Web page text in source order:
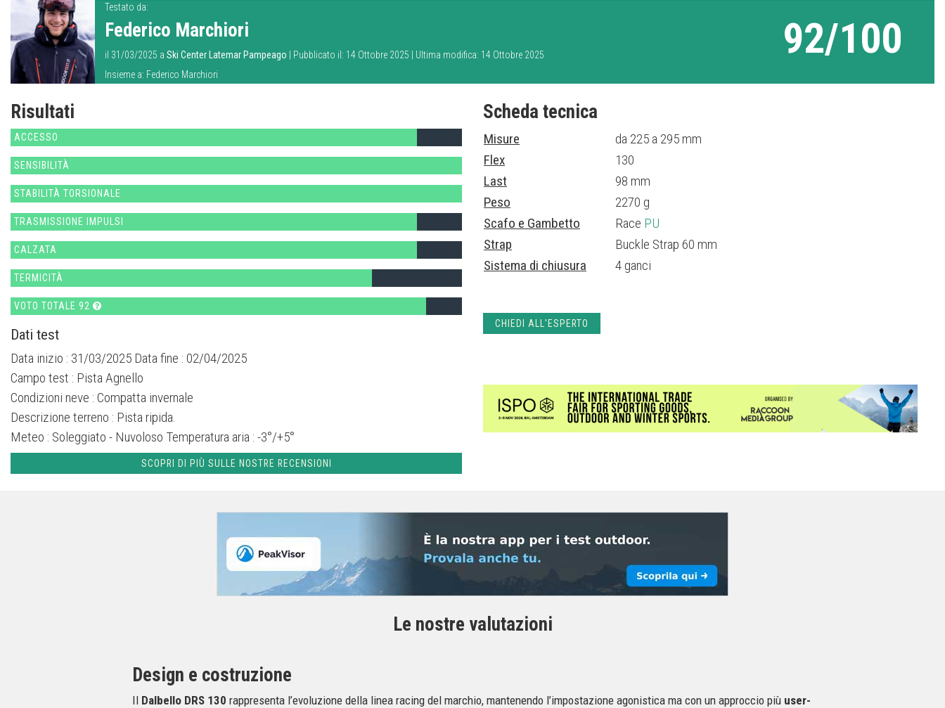
Testato da:
Federico Marchiori
il 31/03/2025 a Ski Center Latemar Pampeago | Pubblicato il: 14 Ottobre 2025 | Ultima modifica: 14 Ottobre 2025
Insieme a: Federico Marchiori
92/100
Risultati
ACCESSO
SENSIBILITÀ
STABILITÀ TORSIONALE
TRASMISSIONE IMPULSI
CALZATA
TERMICITÀ
VOTO TOTALE 92
Dati test
Data inizio : 31/03/2025 Data fine : 02/04/2025
Campo test : Pista Agnello
Condizioni neve : Compatta invernale
Descrizione terreno : Pista ripida.
Meteo : Soleggiato - Nuvoloso Temperatura aria : -3°/+5°
SCOPRI DI PIÙ SULLE NOSTRE RECENSIONI
Scheda tecnica
Misure
da 225 a 295 mm
Flex
130
Last
98 mm
Peso
2270 g
Scafo e Gambetto
Race PU
Strap
Buckle Strap 60 mm
Sistema di chiusura
4 ganci
CHIEDI ALL'ESPERTO
Le nostre valutazioni
Design e costruzione
Il Dalbello DRS 130 rappresenta l’evoluzione della linea racing del marchio, mantenendo l’impostazione agonistica ma con un approccio più user-